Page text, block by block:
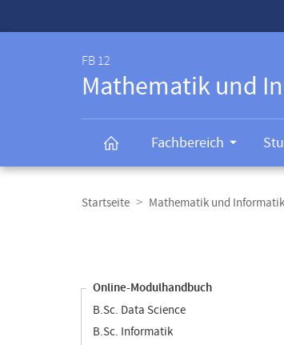
FB 12
Mathematik und
Fachbereich
Navigation
Startseite Mathematik und Informatik
Online-Modulhandbuch
B.Sc. Data Science
B.Sc. Informatik